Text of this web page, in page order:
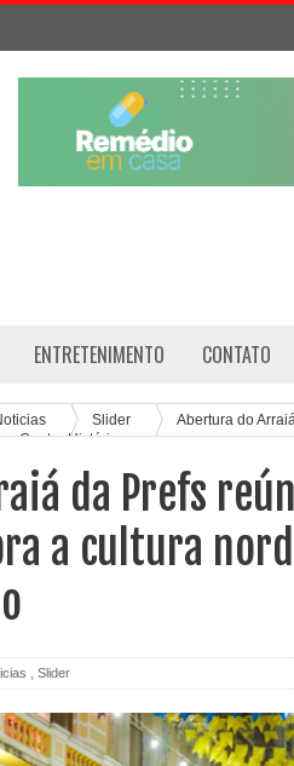
ENTRETENIMENTO CONTATO
Slider
Abertura do
Centro Histórico
da Prefs
a cultura
Slider